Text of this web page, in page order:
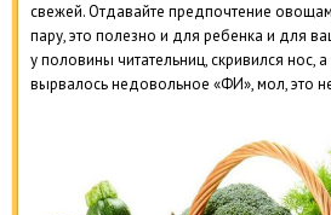
свежей. Отдавайте предпочтение
пару, это полезно и для ребенка и для
у половины читательниц, скривился нос,
вырвалось недовольное «ФИ», мол, это